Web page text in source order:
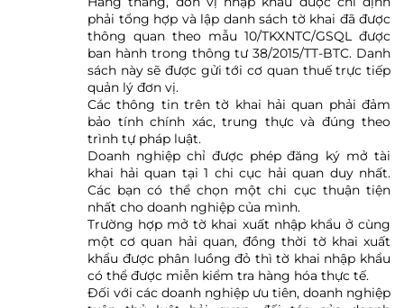
phải tổng hợp và lập danh sách tờ khai đã được
thông quan theo mẫu 10/TKXNTC/GSQL được
ban hành trong thông tư 38/2015/TT-BTC. Danh
sách này sẽ được gửi tới cơ quan thuế trực tiếp
quản lý đơn vị.
Các thông tin trên tờ khai hải quan phải đảm
bảo tính chính xác, trung thực và đúng theo
trình tự pháp luật.
Doanh nghiệp chỉ được phép đăng ký mở tài
khai hải quan tại 1 chi cục hải quan duy nhất.
Các bạn có thể chọn một chi cục thuận tiện
nhất cho doanh nghiệp của mình.
Trường hợp mở tờ khai xuất nhập khẩu ở cùng
một cơ quan hải quan, đồng thời tờ khai xuất
khẩu được phân luồng đỏ thì tờ khai nhập khẩu
có thể được miễn kiểm tra hàng hóa thực tế.
Đối với các doanh nghiệp ưu tiên, doanh nghiệp